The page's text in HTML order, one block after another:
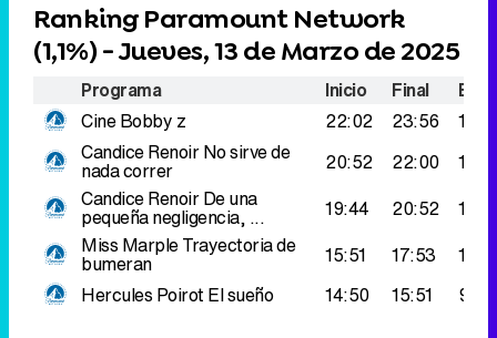
Ranking Paramount Network
(1,1%) - Jueves, 13 de Marzo de 2025
Programa Inicio Final
CineBobby z 22:02 23:56
Candice RenoirNo sirve de
nada correr 20:52 22:00
Candice RenoirDe una
pequeña negligencia, ... 19:44 20:52
Miss MarpleTrayectoria de
bumeran 15:51 17:53
Hercules Poirot El sueño 14:50 15:51